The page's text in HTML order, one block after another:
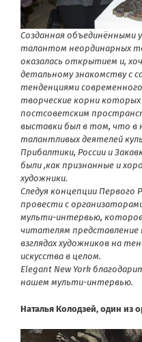
Созданная объединёнными
талантом неординарных
оказалась открытием и,
детальному знакомству с
тенденциями
творческие корни которых
постсоветским
выставки был в том, что в
талантливых деятелей
Прибалтики, России и
были ,как признанные и
художники.
Следуя концепции Первого
провести с
мульти-интервью,
читателям представление
взглядах художников на
искусства в целом.
Elegant New York
нашем мульти-интервью.
Наталья Колодзей, один из